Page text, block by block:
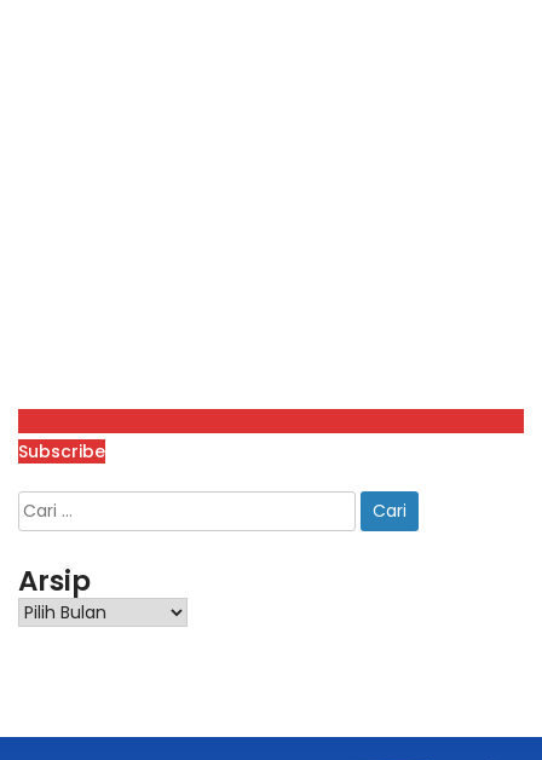
Subscribe
Arsip